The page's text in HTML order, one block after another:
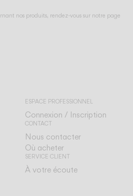
nos produits, rendez-vous sur notre page
ESPACE PROFESSIONNEL
Connexion / Inscription
CONTACT
Nous contacter
Où acheter
SERVICE CLIENT
À votre écoute